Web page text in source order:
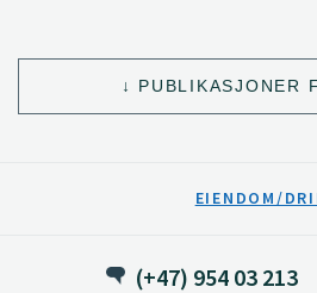
PUBLIKASJONER
EIENDOM/
(+47) 954 03 213